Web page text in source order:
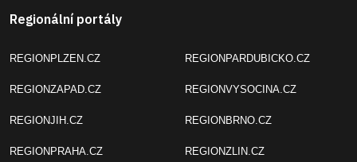
Regionální portály
REGIONPLZEN.CZ
REGIONZAPAD.CZ
REGIONJIH.CZ
REGIONPRAHA.CZ
REGIONPARDUBICKO.CZ
REGIONVYSOCINA.CZ
REGIONBRNO.CZ
REGIONZLIN.CZ